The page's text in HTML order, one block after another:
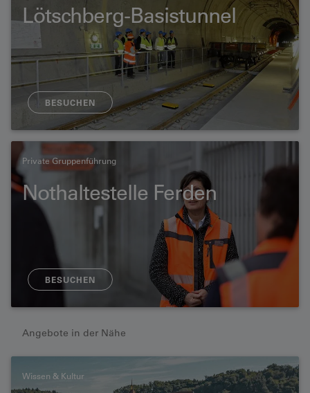
Lötschberg-Basistunnel
BESUCHEN
Private Gruppenführung
Nothaltestelle Ferden
BESUCHEN
Angebote in der Nähe
Wissen & Kultur